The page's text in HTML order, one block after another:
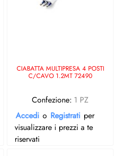
CIABATTA MULTIPRESA 4 POSTI
C/CAVO 1.2MT 72490
Confezione: 1 PZ
Accedi o Registrati per
visualizzare i prezzi a te
riservati